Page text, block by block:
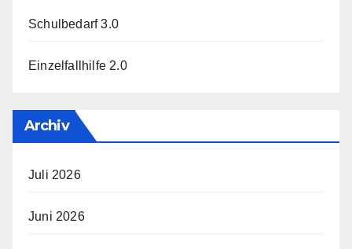
Schulbedarf 3.0
Einzelfallhilfe 2.0
Archiv
Juli 2026
Juni 2026